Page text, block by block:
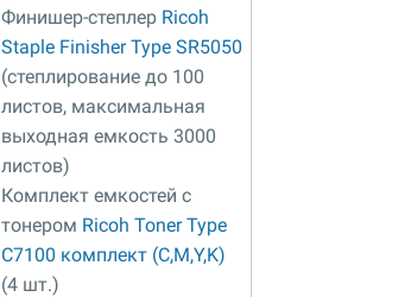
Финишер-степлер Ricoh
Staple Finisher Type SR5050
(степлирование до 100
листов, максимальная
выходная емкость 3000
листов)
Комплект емкостей с
тонером Ricoh Toner Type
C7100 комплект (C,M,Y,K)
(4 шт.)